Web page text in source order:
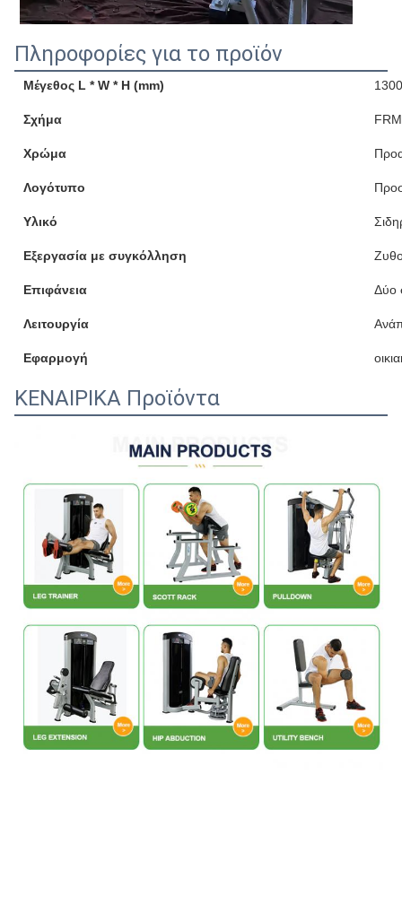
Πληροφορίες για το προϊόν
Μέγεθος L * W * H (mm)
Σχήμα
Χρώμα
Λογότυπο
Υλικό
Εξεργασία με συγκόλληση
Επιφάνεια Δύο
Λειτουργία
Εφαρμογή
ΚΕΝΑΙΡΙΚΑ Προϊόντα